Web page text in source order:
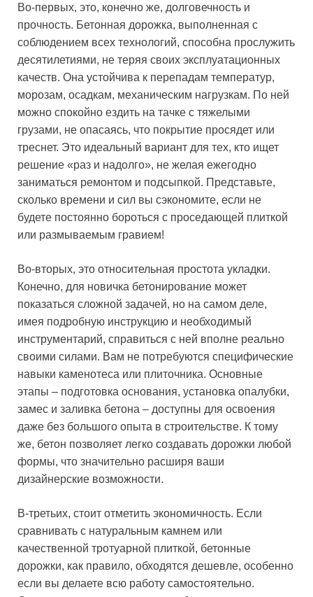
Во-первых, это, конечно же, долговечность и
прочность. Бетонная дорожка, выполненная с
соблюдением всех технологий, способна прослужить
десятилетиями, не теряя своих эксплуатационных
качеств. Она устойчива к перепадам температур,
морозам, осадкам, механическим нагрузкам. По ней
можно спокойно ездить на тачке с тяжелыми
грузами, не опасаясь, что покрытие просядет или
треснет. Это идеальный вариант для тех, кто ищет
решение «раз и надолго», не желая ежегодно
заниматься ремонтом и подсыпкой. Представьте,
сколько времени и сил вы сэкономите, если не
будете постоянно бороться с проседающей плиткой
или размываемым гравием!
Во-вторых, это относительная простота укладки.
Конечно, для новичка бетонирование может
показаться сложной задачей, но на самом деле,
имея подробную инструкцию и необходимый
инструментарий, справиться с ней вполне реально
своими силами. Вам не потребуются специфические
навыки каменотеса или плиточника. Основные
этапы – подготовка основания, установка опалубки,
замес и заливка бетона – доступны для освоения
даже без большого опыта в строительстве. К тому
же, бетон позволяет легко создавать дорожки любой
формы, что значительно расширя ваши
дизайнерские возможности.
В-третьих, стоит отметить экономичность. Если
сравнивать с натуральным камнем или
качественной тротуарной плиткой, бетонные
дорожки, как правило, обходятся дешевле, особенно
если вы делаете всю работу самостоятельно.